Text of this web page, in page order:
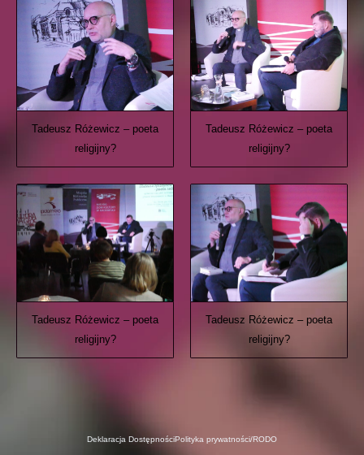
Tadeusz Różewicz – poeta
religijny?
Tadeusz Różewicz – poeta
religijny?
Tadeusz Różewicz – poeta
religijny?
Tadeusz Różewicz – poeta
religijny?
Deklaracja DostępnościPolityka prywatności/RODO